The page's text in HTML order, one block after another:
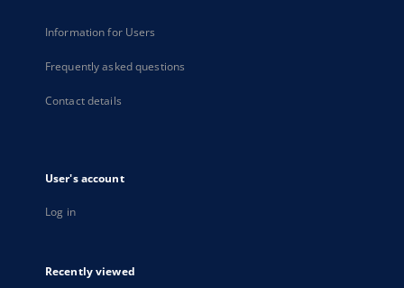
Information for Users
Frequently asked questions
Contact details
User's account
Log in
Recently viewed